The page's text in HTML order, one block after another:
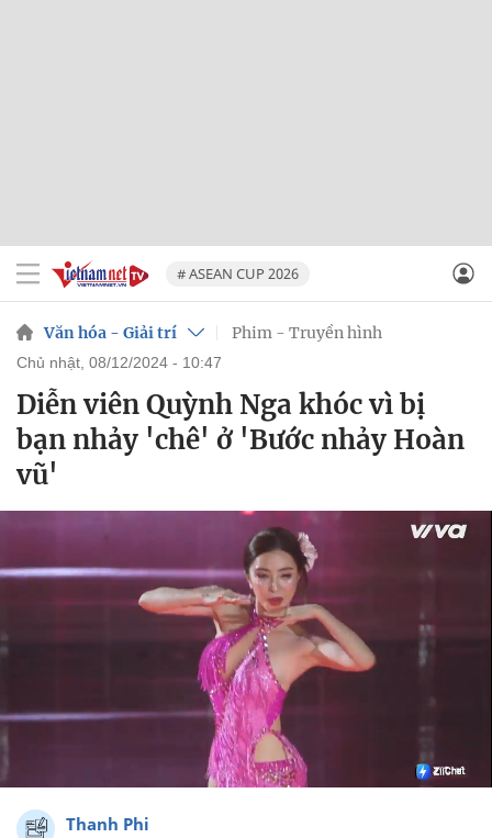
# ASEAN CUP 2026
Văn hóa - Giải trí Phim - Truyền hình
chủ nhật, 08/12/2024 - 10:47
Diễn viên Quỳnh Nga khóc vì bị
bạn nhảy 'chê' ở 'Bước nhảy Hoàn
vũ'
Thanh Phi